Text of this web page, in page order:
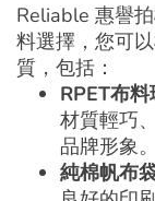
Reliable 惠譽
料選擇，您可
質，包括：
RPET布料
材質輕巧
品牌形象。
純棉帆布